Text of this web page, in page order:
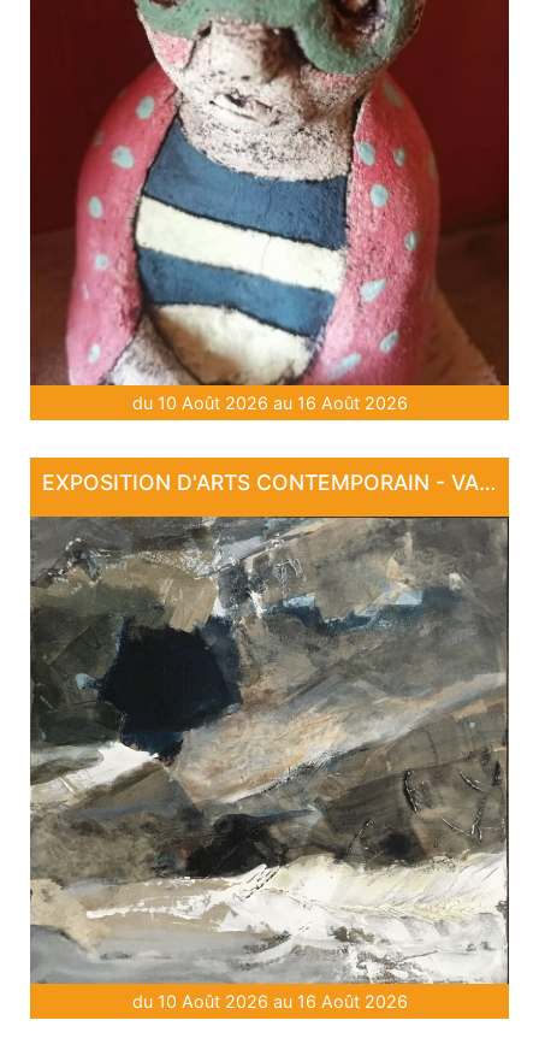
du 10 Août 2026 au 16 Août 2026
EXPOSITION D'ARTS CONTEMPORAIN - VARIATIONS POÉTIQUES
du 10 Août 2026 au 16 Août 2026